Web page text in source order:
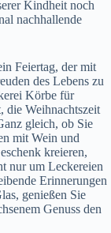
Kindheit noch
nachhallende
Feiertag, der mit
des Lebens zu
Körbe für
die Weihnachtszeit
gleich, ob Sie
mit Wein und
kreieren,
nur um Leckereien
Erinnerungen
genießen Sie
Genuss den